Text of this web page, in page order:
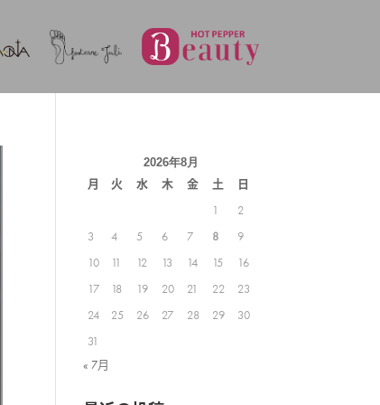
2026年8月
月 火 水 木 金 土
日
1
2
3
4 5 6 7 8
9
10
11 12 13 14 15
16
17
18 19 20 21 22
23
24
25 26 27 28 29
30
31
« 7月